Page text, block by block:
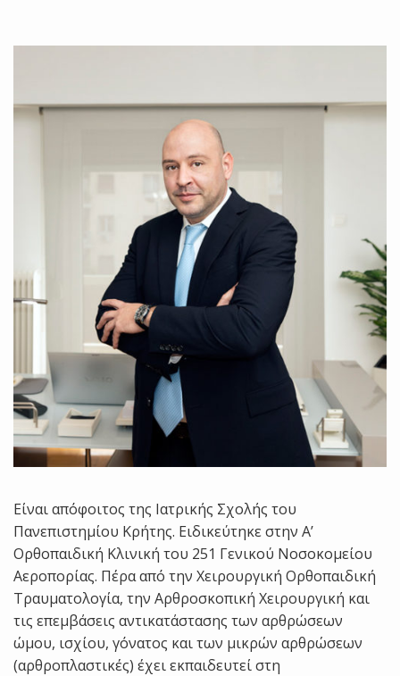
Είναι απόφοιτος της Ιατρικής Σχολής του
Πανεπιστημίου Κρήτης. Ειδικεύτηκε στην Α’
Ορθοπαιδική Κλινική του 251 Γενικού Νοσοκομείου
Αεροπορίας. Πέρα από την Χειρουργική Ορθοπαιδική
Τραυματολογία, την Αρθροσκοπική Χειρουργική και
τις επεμβάσεις αντικατάστασης των αρθρώσεων
ώμου, ισχίου, γόνατος και των μικρών αρθρώσεων
(αρθροπλαστικές) έχει εκπαιδευτεί στη